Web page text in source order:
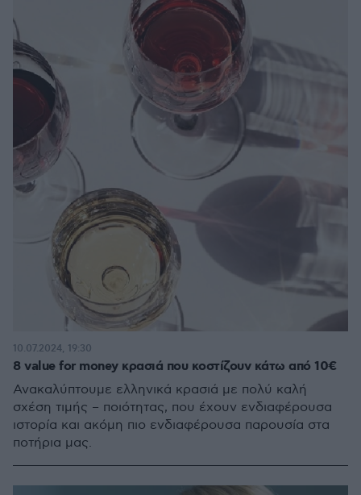
8 value for money κρασιά που κοστίζουν κάτω από 10€
Ανακαλύπτουμε ελληνικά κρασιά με πολύ καλή
σχέση τιμής – ποιότητας, που έχουν ενδιαφέρουσα
ιστορία και ακόμη πιο ενδιαφέρουσα παρουσία στα
ποτήρια μας.
10.07.2024, 19:30